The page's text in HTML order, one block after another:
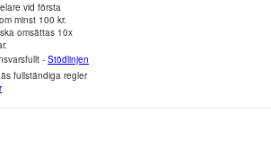
vid första
minst 100 kr.
omsättas 10x
- Stödlinjen
fullständiga regler